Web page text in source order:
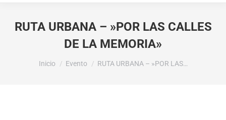
RUTA URBANA – »POR LAS CALLES
DE LA MEMORIA»
Estás aquí:
Inicio Evento RUTA URBANA – »POR LAS…